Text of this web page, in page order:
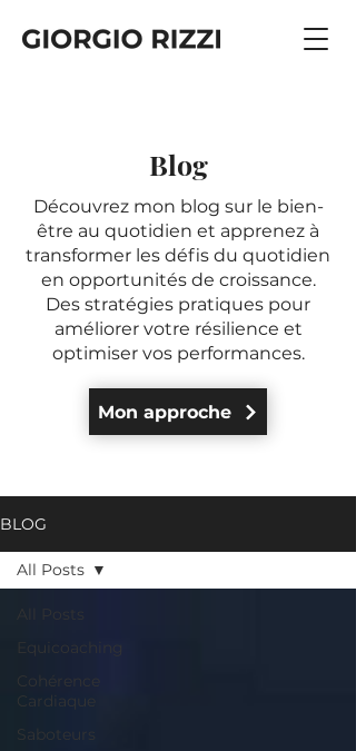
Blog
Découvrez mon blog sur le bien-
être au quotidien et apprenez à
transformer les défis du quotidien
en opportunités de croissance.
Des stratégies pratiques pour
améliorer votre résilience et
optimiser vos performances.
Mon approche
BLOG
All Posts
Equicoaching
Cohérence
Cardiaque
Saboteurs
All Posts